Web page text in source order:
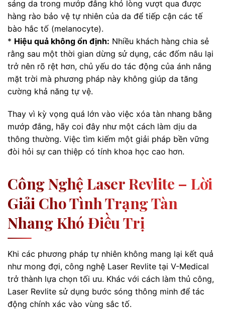
sáng da trong mướp đắng khó lòng vượt qua được
hàng rào bảo vệ tự nhiên của da để tiếp cận các tế
bào hắc tố (melanocyte).
* Hiệu quả không ổn định: Nhiều khách hàng chia sẻ
rằng sau một thời gian dừng sử dụng, các đốm nâu lại
trở nên rõ rệt hơn, chủ yếu do tác động của ánh nắng
mặt trời mà phương pháp này không giúp da tăng
cường khả năng tự vệ.
Thay vì kỳ vọng quá lớn vào việc xóa tàn nhang bằng
mướp đắng, hãy coi đây như một cách làm dịu da
thông thường. Việc tìm kiếm một giải pháp bền vững
đòi hỏi sự can thiệp có tính khoa học cao hơn.
Công Nghệ Laser Revlite – Lời
Giải Cho Tình Trạng Tàn
Nhang Khó Điều Trị
Khi các phương pháp tự nhiên không mang lại kết quả
như mong đợi, công nghệ Laser Revlite tại V-Medical
trở thành lựa chọn tối ưu. Khác với cách làm thủ công,
Laser Revlite sử dụng bước sóng thông minh để tác
động chính xác vào vùng sắc tố.